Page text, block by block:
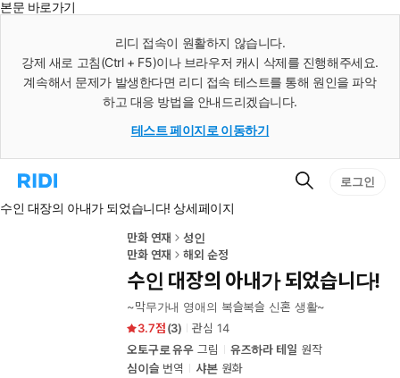
본문 바로가기
리디 접속이 원활하지 않습니다.
강제 새로 고침(Ctrl + F5)이나 브라우저 캐시 삭제를 진행해주세요.
계속해서 문제가 발생한다면 리디 접속 테스트를 통해 원인을 파악
하고 대응 방법을 안내드리겠습니다.
테스트 페이지로 이동하기
리
홈
검
로그인
수인 대장의 아내가 되었습니다! 상세페이지
만화 연재
성인
만화 연재
해외 순정
수인 대장의 아내가 되었습니다!
~막무가내 영애의 복슬복슬 신혼 생활~
3.7
(3) 관심 14
오토구로 유우 그림 유즈하라 테일 원작
심이슬 번역 샤본 원화